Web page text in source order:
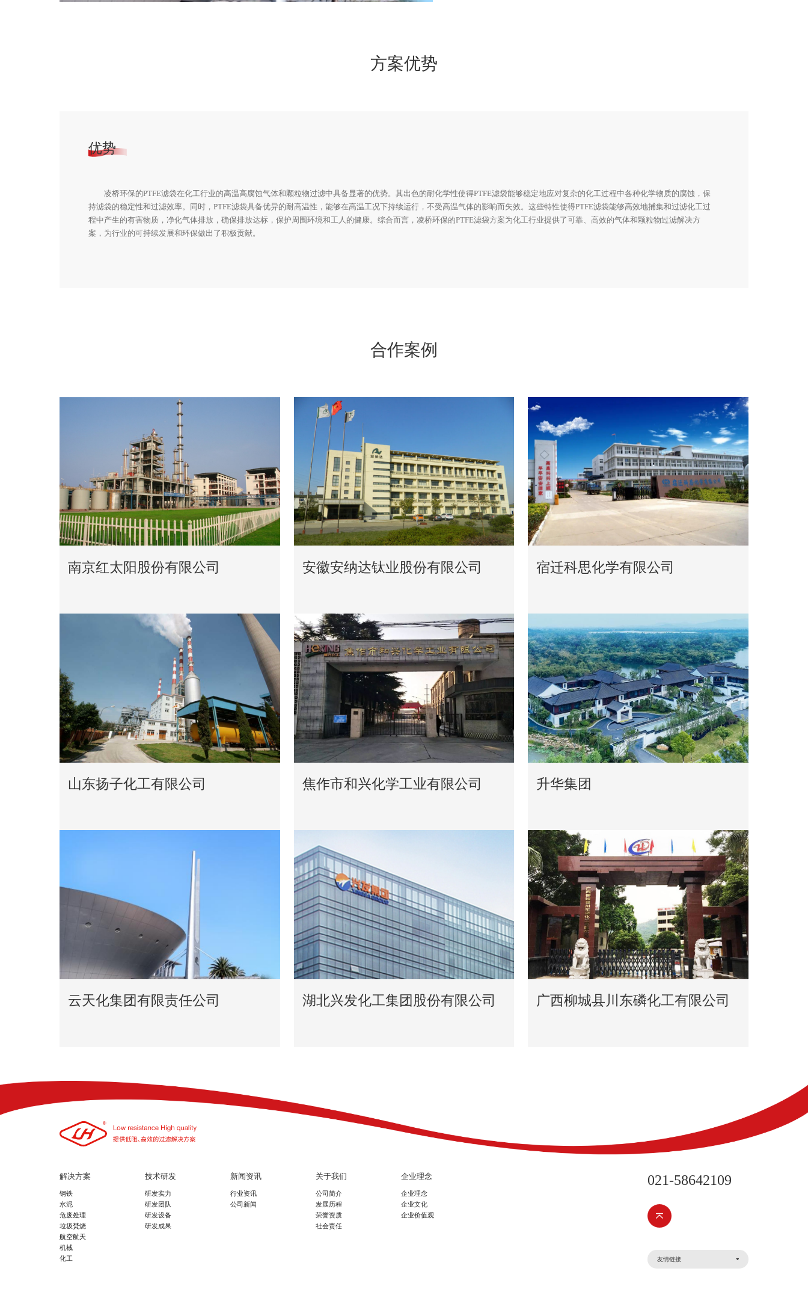
方案优势
优势
凌桥环保的PTFE滤袋在化工行业的高温高腐蚀气体和颗粒物过滤中具备显著的优势。其出色的耐化学性使得PTFE滤袋能够稳定地应对复杂的化工过程中各种化学物质的腐蚀，保
持滤袋的稳定性和过滤效率。同时，PTFE滤袋具备优异的耐高温性，能够在高温工况下持续运行，不受高温气体的影响而失效。这些特性使得PTFE滤袋能够高效地捕集和过滤化工过
程中产生的有害物质，净化气体排放，确保排放达标，保护周围环境和工人的健康。综合而言，凌桥环保的PTFE滤袋方案为化工行业提供了可靠、高效的气体和颗粒物过滤解决方
案，为行业的可持续发展和环保做出了积极贡献。
合作案例
南京红太阳股份有限公司 安徽安纳达钛业股份有限公司 宿迁科思化学有限公司
山东扬子化工有限公司 焦作市和兴化学工业有限公司 升华集团
云天化集团有限责任公司 湖北兴发化工集团股份有限公司 广西柳城县川东磷化工有限公司
解决方案
钢铁
水泥
危废处理
垃圾焚烧
航空航天
机械
化工
技术研发
研发实力
研发团队
研发设备
研发成果
新闻资讯
行业资讯
公司新闻
关于我们
公司简介
发展历程
荣誉资质
社会责任
企业理念
企业理念
企业文化
企业价值观
021-58642109
友情链接